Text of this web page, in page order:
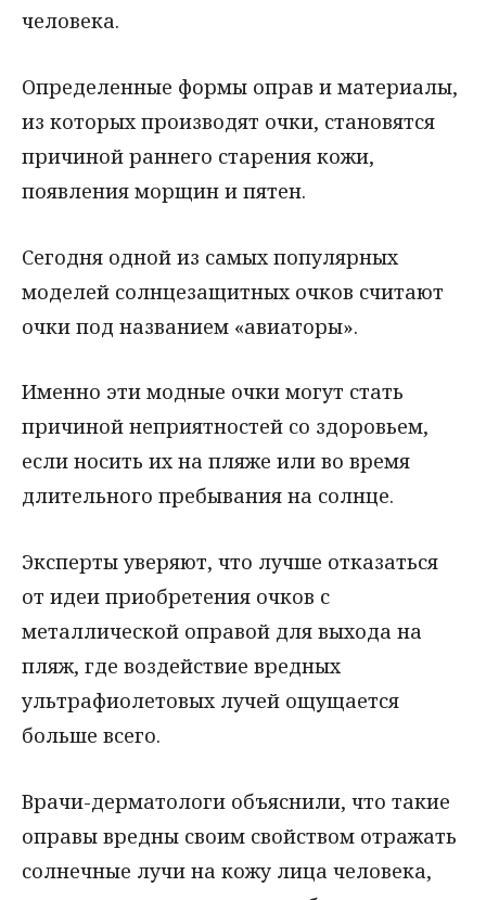
человека.
Определенные формы оправ и материалы,
из которых производят очки, становятся
причиной раннего старения кожи,
появления морщин и пятен.
Сегодня одной из самых популярных
моделей солнцезащитных очков считают
очки под названием «авиаторы».
Именно эти модные очки могут стать
причиной неприятностей со здоровьем,
если носить их на пляже или во время
длительного пребывания на солнце.
Эксперты уверяют, что лучше отказаться
от идеи приобретения очков с
металлической оправой для выхода на
пляж, где воздействие вредных
ультрафиолетовых лучей ощущается
больше всего.
Врачи-дерматологи объяснили, что такие
оправы вредны своим свойством отражать
солнечные лучи на кожу лица человека,